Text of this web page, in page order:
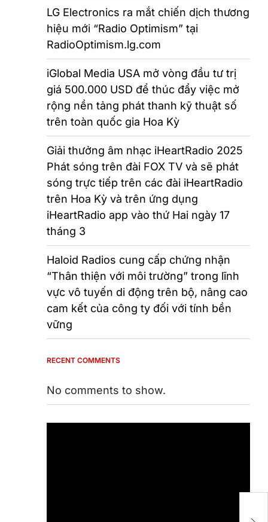
LG Electronics ra mắt chiến dịch thương
hiệu mới “Radio Optimism” tại
RadioOptimism.lg.com
iGlobal Media USA mở vòng đầu tư trị
giá 500.000 USD để thúc đẩy việc mở
rộng nền tảng phát thanh kỹ thuật số
trên toàn quốc gia Hoa Kỳ
Giải thưởng âm nhạc iHeartRadio 2025
Phát sóng trên đài FOX TV và sẽ phát
sóng trực tiếp trên các đài iHeartRadio
trên Hoa Kỳ và trên ứng dụng
iHeartRadio app vào thứ Hai ngày 17
tháng 3
Haloid Radios cung cấp chứng nhận
“Thân thiện với môi trường” trong lĩnh
vực vô tuyến di động trên bộ, nâng cao
cam kết của công ty đối với tính bền
vững
RECENT COMMENTS
No comments to show.